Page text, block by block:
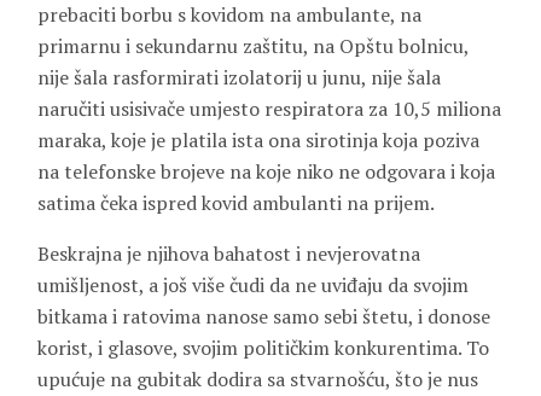
prebaciti borbu s kovidom na ambulante, na
primarnu i sekundarnu zaštitu, na Opštu bolnicu,
nije šala rasformirati izolatorij u junu, nije šala
naručiti usisivače umjesto respiratora za 10,5 miliona
maraka, koje je platila ista ona sirotinja koja poziva
na telefonske brojeve na koje niko ne odgovara i koja
satima čeka ispred kovid ambulanti na prijem.
Beskrajna je njihova bahatost i nevjerovatna
umišljenost, a još više čudi da ne uviđaju da svojim
bitkama i ratovima nanose samo sebi štetu, i donose
korist, i glasove, svojim političkim konkurentima. To
upućuje na gubitak dodira sa stvarnošću, što je nus